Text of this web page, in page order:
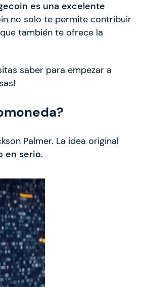
es una excelente
no solo te permite contribuir
también te ofrece la
saber para empezar a
Palmer. La idea original
en serio.